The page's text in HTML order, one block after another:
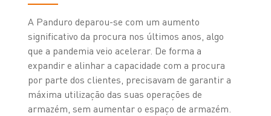
A Panduro deparou-se com um aumento
significativo da procura nos últimos anos, algo
que a pandemia veio acelerar. De forma a
expandir e alinhar a capacidade com a procura
por parte dos clientes, precisavam de garantir a
máxima utilização das suas operações de
armazém, sem aumentar o espaço de armazém.